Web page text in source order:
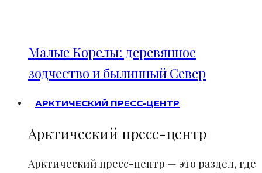
Малые Корелы: деревянное
зодчество и былинный Север
АРКТИЧЕСКИЙ ПРЕСС-ЦЕНТР
Арктический пресс-центр
Арктический пресс-центр — это раздел, где